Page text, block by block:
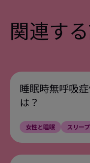
関連す
睡眠時無呼吸
は？
女性と睡眠 スリー